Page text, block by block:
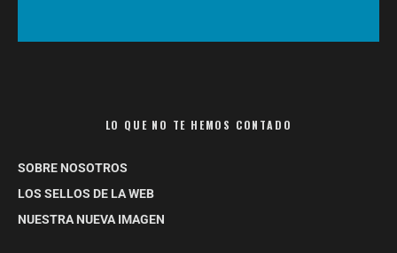
LO QUE NO TE HEMOS CONTADO
SOBRE NOSOTROS
LOS SELLOS DE LA WEB
NUESTRA NUEVA IMAGEN